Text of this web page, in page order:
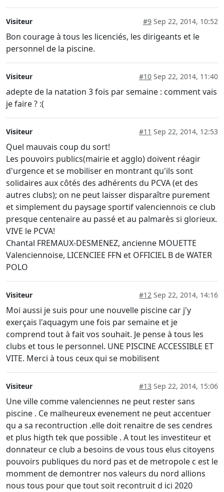
Visiteur #9 Sep 22, 2014, 10:52
Bon courage à tous les licenciés, les dirigeants et le
personnel de la piscine.
Visiteur #10 Sep 22, 2014, 11:40
adepte de la natation 3 fois par semaine : comment vais
je faire ? :(
Visiteur #11 Sep 22, 2014, 12:53
Quel mauvais coup du sort!
Les pouvoirs publics(mairie et agglo) doivent réagir
d'urgence et se mobiliser en montrant qu'ils sont
solidaires aux côtés des adhérents du PCVA (et des
autres clubs); on ne peut laisser disparaître purement
et simplement du paysage sportif valenciennois ce club
presque centenaire au passé et au palmarès si glorieux.
VIVE le PCVA!
Chantal FREMAUX-DESMENEZ, ancienne MOUETTE
Valenciennoise, LICENCIEE FFN et OFFICIEL B de WATER
POLO
Visiteur #12 Sep 22, 2014, 14:16
Moi aussi je suis pour une nouvelle piscine car j'y
exerçais l'aquagym une fois par semaine et je
comprend tout à fait vos souhait. Je pense à tous les
clubs et tous le personnel. UNE PISCINE ACCESSIBLE ET
VITE. Merci à tous ceux qui se mobilisent
Visiteur #13 Sep 22, 2014, 15:06
Une ville comme valenciennes ne peut rester sans
piscine . Ce malheureux evenement ne peut accentuer
qu a sa recontruction .elle doit renaitre de ses cendres
et plus higth tek que possible . A tout les investiteur et
donnateur ce club a besoins de vous tous elus citoyens
pouvoirs publiques du nord pas et de metropole c est le
momment de demontrer nos valeurs du nord allions
nous tous pour que tout soit recontruit d ici 2020